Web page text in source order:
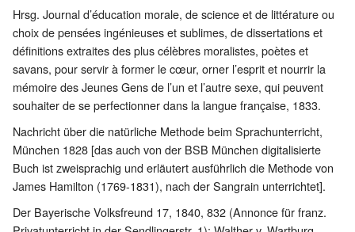
Hrsg. Journal d’éducation morale, de science et de littérature ou
choix de pensées ingénieuses et sublimes, de dissertations et
définitions extraites des plus célèbres moralistes, poètes et
savans, pour servir à former le cœur, orner l’esprit et nourrir la
mémoire des Jeunes Gens de l’un et l’autre sexe, qui peuvent
souhaiter de se perfectionner dans la langue française, 1833.
Nachricht über die natürliche Methode beim Sprachunterricht,
München 1828 [das auch von der BSB München digitalisierte
Buch ist zweisprachig und erläutert ausführlich die Methode von
James Hamilton (1769-1831), nach der Sangrain unterrichtet].
Der Bayerische Volksfreund 17, 1840, 832 (Annonce für franz.